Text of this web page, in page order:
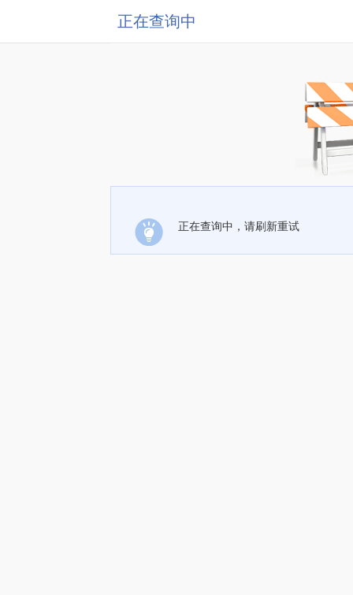
正在查询中
正在查询中，请刷新重试